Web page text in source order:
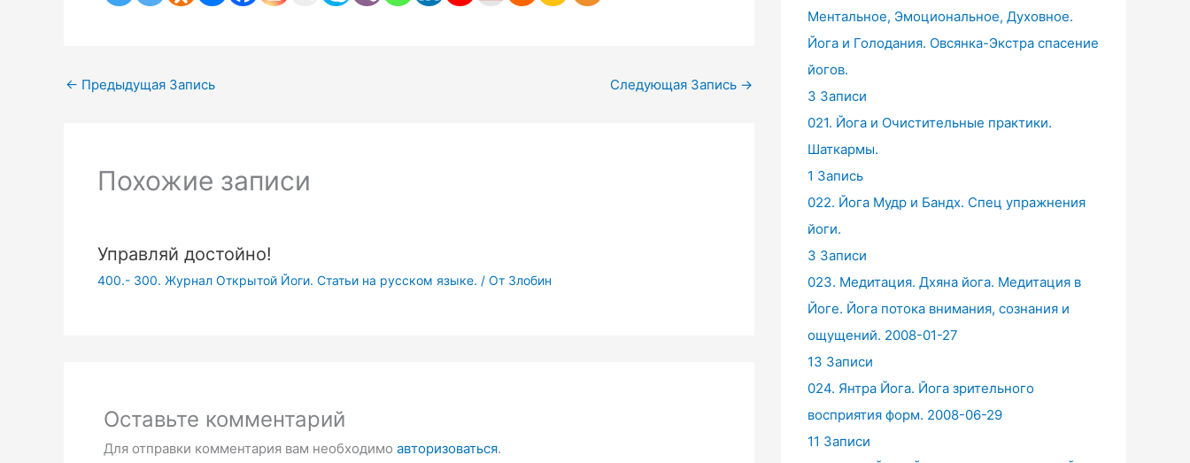
← Предыдущая Запись Следующая Запись →
Похожие записи
Управляй достойно!
400.- 300. Журнал Открытой Йоги. Статьи на русском языке. / От Злобин
Оставьте комментарий
Для отправки комментария вам необходимо авторизоваться.
Ментальное, Эмоциональное, Духовное.
Йога и Голодания. Овсянка-Экстра спасение
йогов.
3 Записи
021. Йога и Очистительные практики.
Шаткармы.
1 Запись
022. Йога Мудр и Бандх. Спец упражнения
йоги.
3 Записи
023. Медитация. Дхяна йога. Медитация в
Йоге. Йога потока внимания, сознания и
ощущений. 2008-01-27
13 Записи
024. Янтра Йога. Йога зрительного
восприятия форм. 2008-06-29
11 Записи